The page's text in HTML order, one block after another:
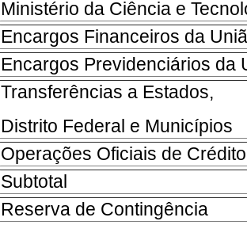
Ministério da Ciência e
Encargos Financeiros da
Encargos Previdenciários da
Transferências a Estados,
Distrito Federal e Municípios
Operações Oficiais de Crédito
Subtotal
Reserva de Contingência